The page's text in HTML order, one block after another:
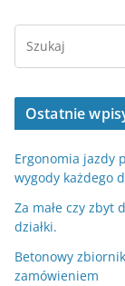
Ostatnie
Ergonomia jazdy
wygody każdego
Za małe czy zbyt
działki.
Betonowy
zamówieniem